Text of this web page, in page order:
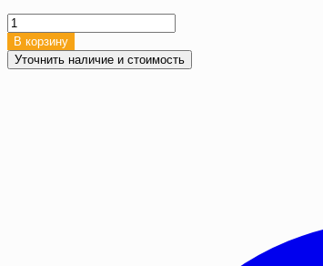
Количество
товара
Полог
брезентовый
В корзину
Уточнить наличие и стоимость